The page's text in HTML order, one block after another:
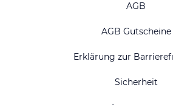
AGB
AGB Gutscheine
Erklärung zur
Sicherheit